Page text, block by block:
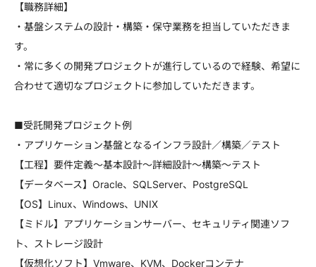
【職務詳細】
・基盤システムの設計・構築・保守業務を担当していただきま
す。
・常に多くの開発プロジェクトが進行しているので経験、希望に
合わせて適切なプロジェクトに参加していただきます。
■受託開発プロジェクト例
・アプリケーション基盤となるインフラ設計／構築／テスト
【工程】要件定義～基本設計～詳細設計～構築～テスト
【データベース】Oracle、SQLServer、PostgreSQL
【OS】Linux、Windows、UNIX
【ミドル】アプリケーションサーバー、セキュリティ関連ソフ
ト、ストレージ設計
【仮想化ソフト】Vmware、KVM、Dockerコンテナ